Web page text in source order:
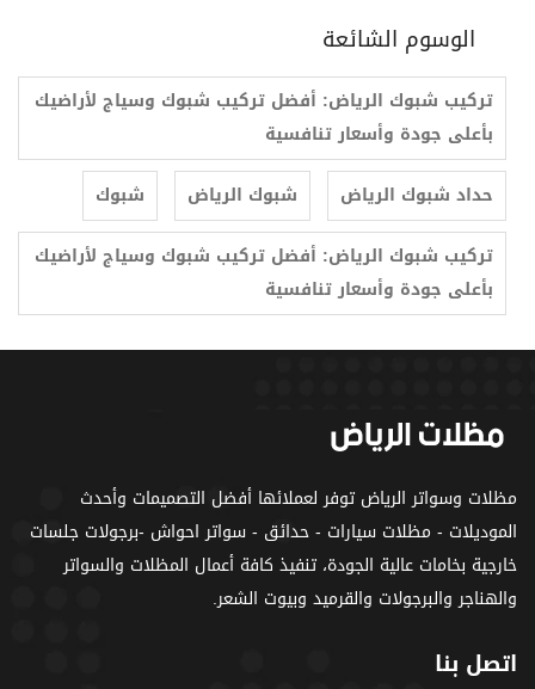
الوسوم الشائعة
تركيب شبوك الرياض: أفضل تركيب شبوك وسياج لأراضيك
بأعلى جودة وأسعار تنافسية
حداد شبوك الرياض
شبوك الرياض
شبوك
تركيب شبوك الرياض: أفضل تركيب شبوك وسياج لأراضيك
بأعلى جودة وأسعار تنافسية
مظلات وسواتر الرياض توفر لعملائها أفضل التصميمات وأحدث
الموديلات - مظلات سيارات - حدائق - سواتر احواش -برجولات جلسات
خارجية بخامات عالية الجودة، تنفيذ كافة أعمال المظلات والسواتر
والهناجر والبرجولات والقرميد وبيوت الشعر.
اتصل بنا